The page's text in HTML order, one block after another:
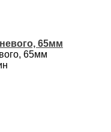
65мм
65мм